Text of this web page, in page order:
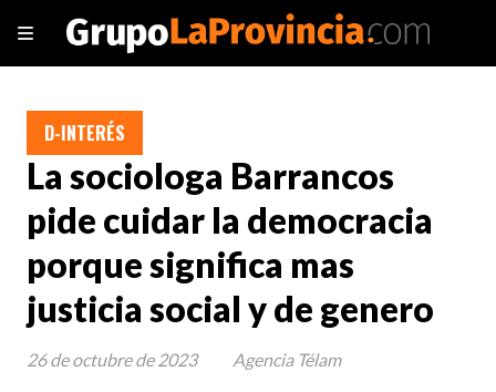
La sociologa Barrancos
pide cuidar la democracia
porque significa mas
justicia social y de genero
D-INTERÉS
26 de octubre de 2023 Agencia Télam